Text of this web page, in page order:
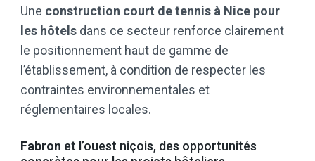
Une construction court de tennis à Nice pour
les hôtels dans ce secteur renforce clairement
le positionnement haut de gamme de
l’établissement, à condition de respecter les
contraintes environnementales et
réglementaires locales.
Fabron et l’ouest niçois, des opportunités